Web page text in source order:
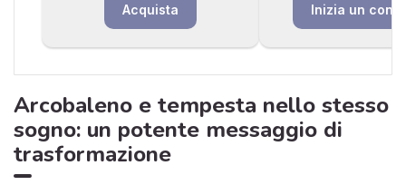
Acquista Inizia un
Arcobaleno e tempesta nello stesso
sogno: un potente messaggio di
trasformazione